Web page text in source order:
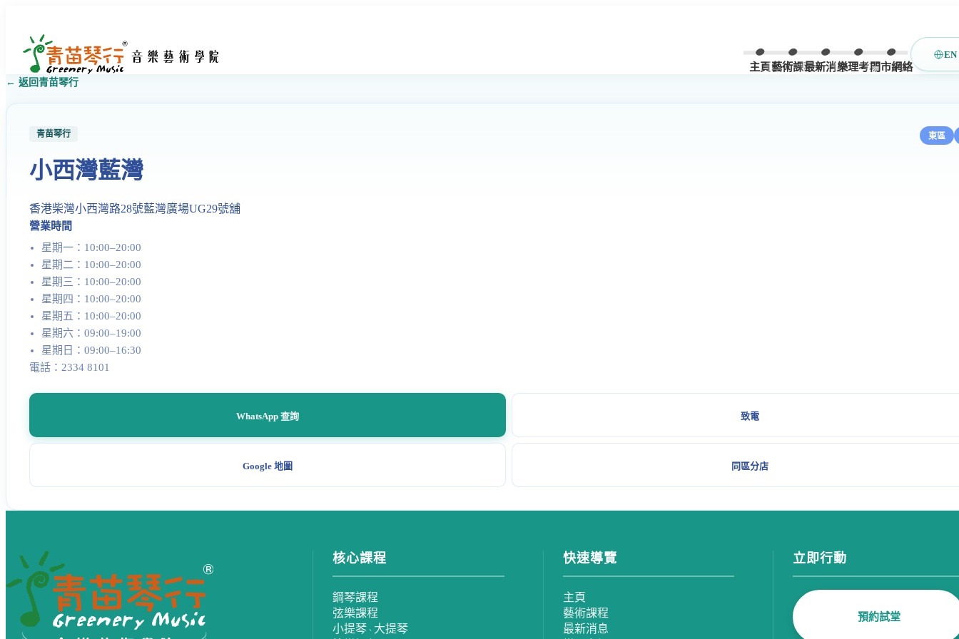
主頁藝術課程最新消息樂理考場門市網絡
EN
← 返回青苗琴行
青苗琴行 東區
小西灣藍灣
香港柴灣小西灣路28號藍灣廣場UG29號舖
營業時間
星期一：10:00–20:00
星期二：10:00–20:00
星期三：10:00–20:00
星期四：10:00–20:00
星期五：10:00–20:00
星期六：09:00–19:00
星期日：09:00–16:30
電話：2334 8101
WhatsApp 查詢 致電
Google 地圖 同區分店
核心課程
鋼琴課程
弦樂課程
小提琴、 大提琴
快速導覽
主頁
藝術課程
最新消息
立即行動
預約試堂